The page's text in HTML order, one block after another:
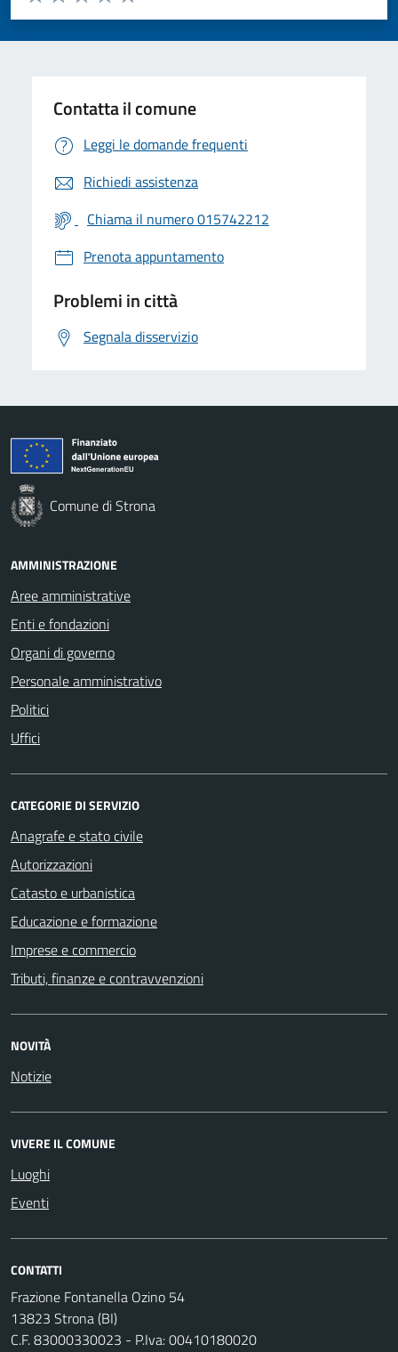
Valuta 5 stelle su 5
Valuta 4 stelle su 5
Valuta 3 stelle su 5
Valuta 2 stelle su 5
Valuta 1 stelle su 5
Contatta il comune
Leggi le domande frequenti
Richiedi assistenza
Chiama il numero 015742212
Prenota appuntamento
Problemi in città
Segnala disservizio
Comune di Strona
AMMINISTRAZIONE
Aree amministrative
Enti e fondazioni
Organi di governo
Personale amministrativo
Politici
Uffici
CATEGORIE DI SERVIZIO
Anagrafe e stato civile
Autorizzazioni
Catasto e urbanistica
Educazione e formazione
Imprese e commercio
Tributi, finanze e contravvenzioni
NOVITÀ
Notizie
VIVERE IL COMUNE
Luoghi
Eventi
CONTATTI
Frazione Fontanella Ozino 54
13823 Strona (BI)
C.F. 83000330023 - P.Iva: 00410180020